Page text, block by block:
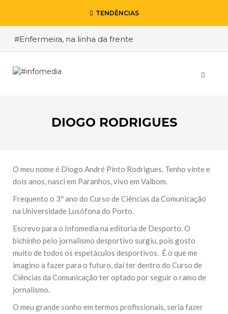
TENDÊNCIAS
#Enfermeira, na linha da frente
#Viver a Covid entre Itália e o Brasil
#O relato de um motorista de pesados, a história
DIOGO RODRIGUES
ESCREVA O QUE PROCURA E PRIMA ENTER
O meu nome é Diogo André Pinto Rodrigues. Tenho vinte e
dois anos, nasci em Paranhos, vivo em Valbom.
Frequento o 3º ano do Curso de Ciências da Comunicação
na Universidade Lusófona do Porto.
Escrevo para o Infomedia na editoria de Desporto. O
bichinho pelo jornalismo desportivo surgiu, pois gosto
muito de todos os espetáculos desportivos. É o que me
imagino a fazer para o futuro, daí ter dentro do Curso de
Ciências da Comunicação ter optado por seguir o ramo de
jornalismo.
O meu grande sonho em termos profissionais, seria fazer